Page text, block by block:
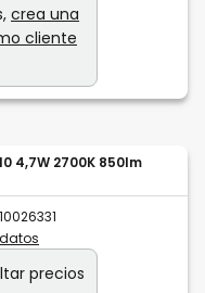
crea una
cliente
4,7W 2700K 850lm
10026331
precios